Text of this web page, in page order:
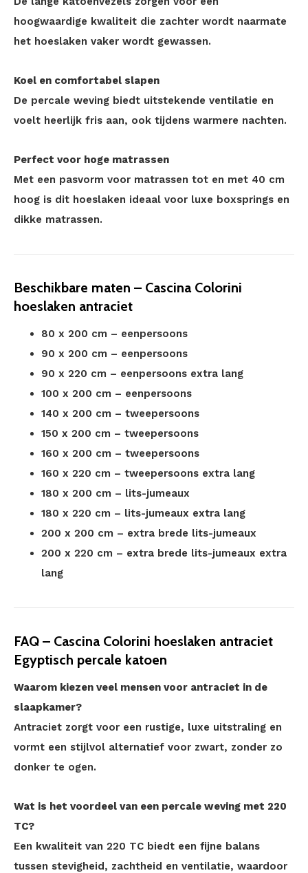
hoogwaardige kwaliteit die zachter wordt naarmate
het hoeslaken vaker wordt gewassen.
Koel en comfortabel slapen
De percale weving biedt uitstekende ventilatie en
voelt heerlijk fris aan, ook tijdens warmere nachten.
Perfect voor hoge matrassen
Met een pasvorm voor matrassen tot en met 40 cm
hoog is dit hoeslaken ideaal voor luxe boxsprings en
dikke matrassen.
Beschikbare maten – Cascina Colorini
hoeslaken antraciet
80 x 200 cm – eenpersoons
90 x 200 cm – eenpersoons
90 x 220 cm – eenpersoons extra lang
100 x 200 cm – eenpersoons
140 x 200 cm – tweepersoons
150 x 200 cm – tweepersoons
160 x 200 cm – tweepersoons
160 x 220 cm – tweepersoons extra lang
180 x 200 cm – lits-jumeaux
180 x 220 cm – lits-jumeaux extra lang
200 x 200 cm – extra brede lits-jumeaux
200 x 220 cm – extra brede lits-jumeaux extra
lang
FAQ – Cascina Colorini hoeslaken antraciet
Egyptisch percale katoen
Waarom kiezen veel mensen voor antraciet in de
slaapkamer?
Antraciet zorgt voor een rustige, luxe uitstraling en
vormt een stijlvol alternatief voor zwart, zonder zo
donker te ogen.
Wat is het voordeel van een percale weving met 220
TC?
Een kwaliteit van 220 TC biedt een fijne balans
tussen stevigheid, zachtheid en ventilatie, waardoor